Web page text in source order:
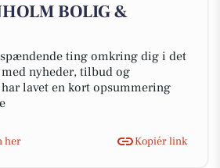
BOLIG &
spændende ting omkring dig i det
nyheder, tilbud og
lavet en kort opsummering
her Kopiér link